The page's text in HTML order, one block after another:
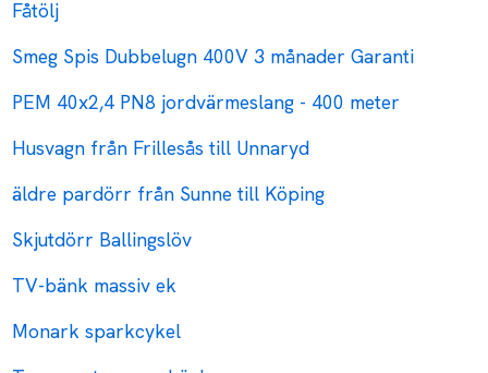
Fåtölj
Smeg Spis Dubbelugn 400V 3 månader Garanti
PEM 40x2,4 PN8 jordvärmeslang - 400 meter
Husvagn från Frillesås till Unnaryd
äldre pardörr från Sunne till Köping
Skjutdörr Ballingslöv
TV-bänk massiv ek
Monark sparkcykel